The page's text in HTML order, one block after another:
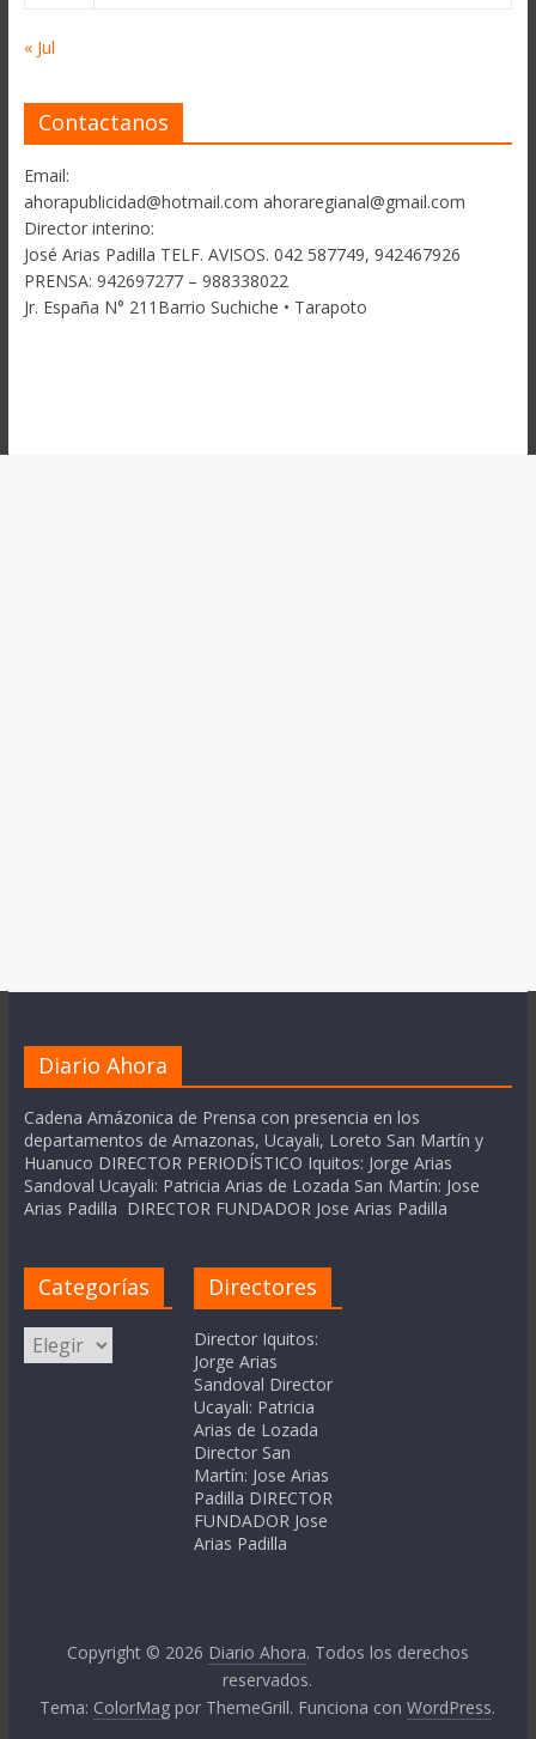
« Jul
Contactanos
Email:
ahorapublicidad@hotmail.com ahoraregianal@gmail.com
Director interino:
José Arias Padilla TELF. AVISOS. 042 587749, 942467926
PRENSA: 942697277 – 988338022
Jr. España N° 211Barrio Suchiche • Tarapoto
Diario Ahora
Cadena Amázonica de Prensa con presencia en los
departamentos de Amazonas, Ucayali, Loreto San Martín y
Huanuco DIRECTOR PERIODÍSTICO Iquitos: Jorge Arias
Sandoval Ucayali: Patricia Arias de Lozada San Martín: Jose
Arias Padilla DIRECTOR FUNDADOR Jose Arias Padilla
Categorías
Categorías
Directores
Director Iquitos:
Jorge Arias
Sandoval Director
Ucayali: Patricia
Arias de Lozada
Director San
Martín: Jose Arias
Padilla DIRECTOR
FUNDADOR Jose
Arias Padilla
Copyright © 2026 Diario Ahora. Todos los derechos
reservados.
Tema: ColorMag por ThemeGrill. Funciona conWordPress.